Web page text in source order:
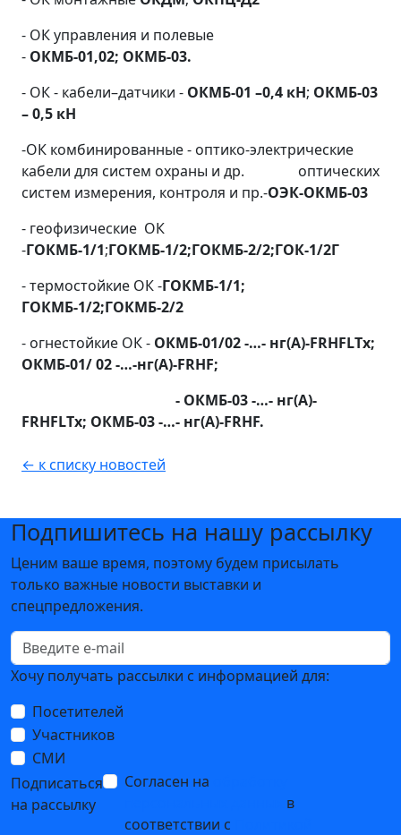
- ОК управления и полевые
- ОКМБ-01,02; ОКМБ-03.
- ОК - кабели–датчики - ОКМБ-01 –0,4 кН; ОКМБ-03
– 0,5 кН
-ОК комбинированные - оптико-электрические
кабели для систем охраны и др. оптических
систем измерения, контроля и пр.-ОЭК-ОКМБ-03
- геофизические ОК
-ГОКМБ-1/1;ГОКМБ-1/2;ГОКМБ-2/2;ГОК-1/2Г
- термостойкие ОК -ГОКМБ-1/1;
ГОКМБ-1/2;ГОКМБ-2/2
- огнестойкие ОК - ОКМБ-01/02 -…- нг(А)-FRHFLTx;
ОКМБ-01/ 02 -…-нг(А)-FRHF;
- ОКМБ-03 -…- нг(А)-
FRHFLTx; ОКМБ-03 -…- нг(А)-FRHF.
← к списку новостей
Подпишитесь на нашу рассылку
Ценим ваше время, поэтому будем присылать
только важные новости выставки и
спецпредложения.
Хочу получать рассылки с информацией для:
Посетителей
Участников
СМИ
Подписаться
на рассылку
Согласен на
в
соответствии с